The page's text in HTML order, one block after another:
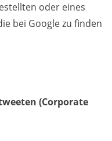
oder eines
bei Google zu finden
(Corporate